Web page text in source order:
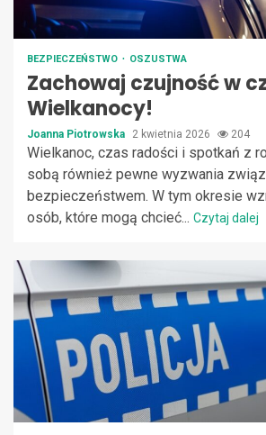
BEZPIECZEŃSTWO OSZUSTWA
Zachowaj czujność w
Wielkanocy!
Joanna Piotrowska 2 kwietnia 2026 204
Wielkanoc, czas radości i spotkań z
sobą również pewne wyzwania
bezpieczeństwem. W tym okresie
osób, które mogą chcieć... Czytaj dalej